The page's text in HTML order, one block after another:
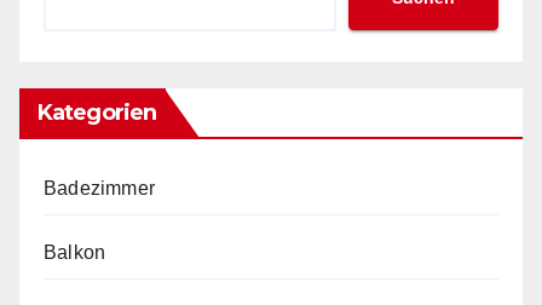
Kategorien
Badezimmer
Balkon